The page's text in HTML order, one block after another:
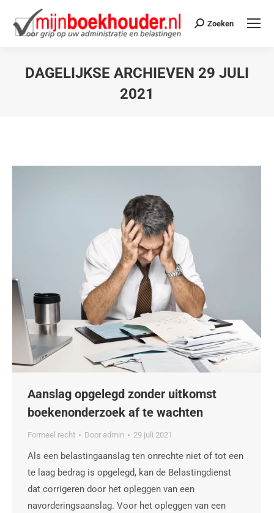
Zoeken
DAGELIJKSE ARCHIEVEN 29 JULI
2021
Aanslag opgelegd zonder uitkomst
boekenonderzoek af te wachten
Formeel recht Door admin 29 juli 2021
Als een belastingaanslag ten onrechte niet of tot een
te laag bedrag is opgelegd, kan de Belastingdienst
dat corrigeren door het opleggen van een
navorderingsaanslag. Voor het opleggen van een